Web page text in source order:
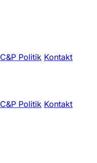
C&P Politik Kontakt
C&P Politik Kontakt